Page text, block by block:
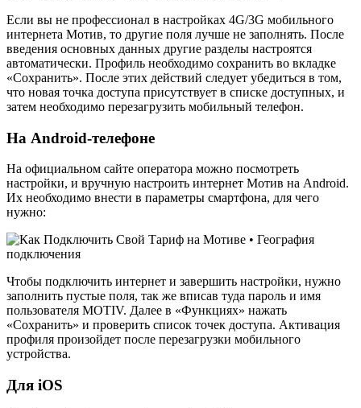
Если вы не профессионал в настройках 4G/3G мобильного
интернета Мотив, то другие поля лучше не заполнять. После
введения основных данных другие разделы настроятся
автоматически. Профиль необходимо сохранить во вкладке
«Сохранить». После этих действий следует убедиться в том,
что новая точка доступа присутствует в списке доступных, и
затем необходимо перезагрузить мобильный телефон.
На Android-телефоне
На официальном сайте оператора можно посмотреть
настройки, и вручную настроить интернет Мотив на Android.
Их необходимо внести в параметры смартфона, для чего
нужно:
Чтобы подключить интернет и завершить настройки, нужно
заполнить пустые поля, так же вписав туда пароль и имя
пользователя MOTIV. Далее в «Функциях» нажать
«Сохранить» и проверить список точек доступа. Активация
профиля произойдет после перезагрузки мобильного
устройства.
Для iOS